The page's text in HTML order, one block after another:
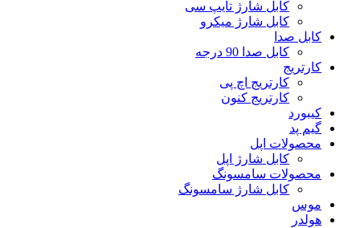
کابل شارژ تایپ سی
کابل شارژ میکرو
کابل صدا
کابل صدا 90 درجه
کارتریج
کارتریج اچ پی
کارتریج کنون
کیبورد
گیم پد
محصولات اپل
کابل شارژ اپل
محصولات سامسونگ
کابل شارژ سامسونگ
موس
هولدر